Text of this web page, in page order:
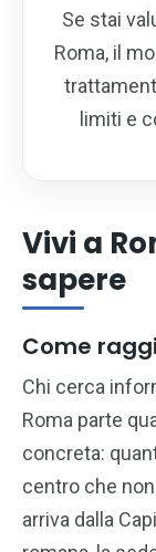
Se stai
Roma, il
limiti e
Vivi a
sapere
Come
Chi cerca
Roma parte
concreta:
centro che
arriva dalla